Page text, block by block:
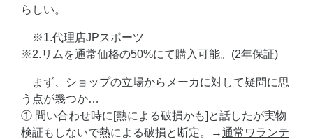
らしい。
※1.代理店JPスポーツ
※2.リムを通常価格の50%にて購入可能。(2年保証)
まず、ショップの立場からメーカに対して疑問に思
う点が幾つか…
① 問い合わせ時に[熱による破損かも]と話したが実物
検証もしないで熱による破損と断定。→通常ワランテ